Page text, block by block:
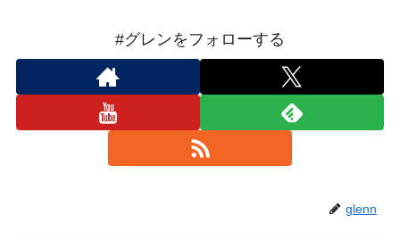
#グレンをフォローする
glenn